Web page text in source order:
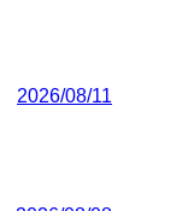
2026/08/11